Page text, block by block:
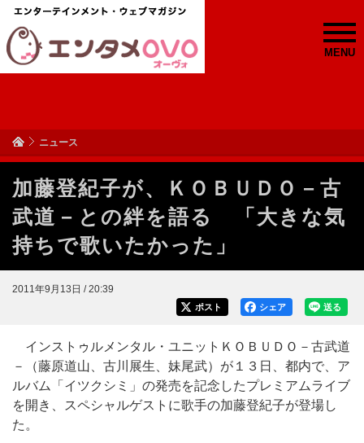
MENU
ニュース
加藤登紀子が、ＫＯＢＵＤＯ－古
武道－との絆を語る 「大きな気
持ちで歌いたかった」
2011年9月13日 / 20:39
送る
シェア
ポスト
インストゥルメンタル・ユニットＫＯＢＵＤＯ－古武道
－（藤原道山、古川展生、妹尾武）が１３日、都内で、ア
ルバム「イツクシミ」の発売を記念したプレミアムライブ
を開き、スペシャルゲストに歌手の加藤登紀子が登場し
た。